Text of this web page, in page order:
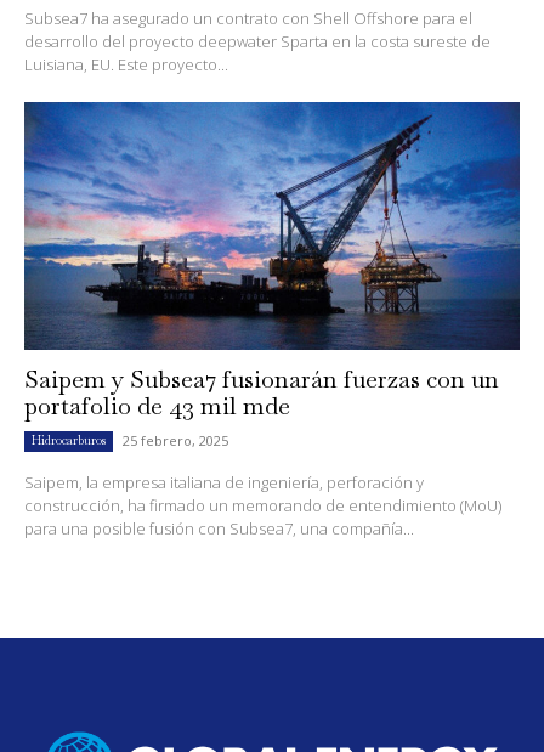
Subsea7 ha asegurado un contrato con Shell Offshore para el
desarrollo del proyecto deepwater Sparta en la costa sureste de
Luisiana, EU. Este proyecto...
Saipem y Subsea7 fusionarán fuerzas con un
portafolio de 43 mil mde
Hidrocarburos 25 febrero, 2025
Saipem, la empresa italiana de ingeniería, perforación y
construcción, ha firmado un memorando de entendimiento (MoU)
para una posible fusión con Subsea7, una compañía...